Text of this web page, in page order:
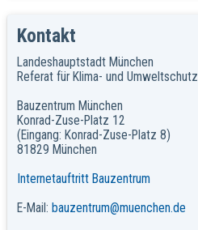
Kontakt
Landeshauptstadt München
Referat für Klima- und Umweltschutz
Bauzentrum München
Konrad-Zuse-Platz 12
(Eingang: Konrad-Zuse-Platz 8)
81829 München
Internetauftritt Bauzentrum
E-Mail: bauzentrum@muenchen.de